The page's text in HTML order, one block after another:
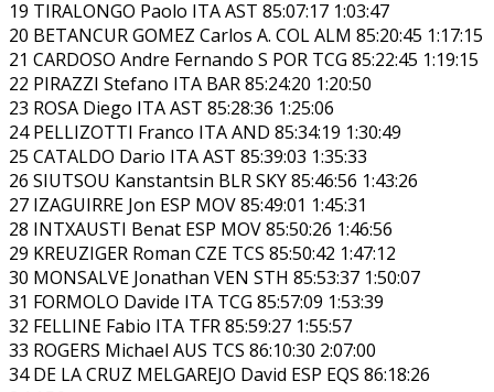
19 TIRALONGO Paolo ITA AST 85:07:17 1:03:47
20 BETANCUR GOMEZ Carlos A. COL ALM 85:20:45 1:17:15
21 CARDOSO Andre Fernando S POR TCG 85:22:45 1:19:15
22 PIRAZZI Stefano ITA BAR 85:24:20 1:20:50
23 ROSA Diego ITA AST 85:28:36 1:25:06
24 PELLIZOTTI Franco ITA AND 85:34:19 1:30:49
25 CATALDO Dario ITA AST 85:39:03 1:35:33
26 SIUTSOU Kanstantsin BLR SKY 85:46:56 1:43:26
27 IZAGUIRRE Jon ESP MOV 85:49:01 1:45:31
28 INTXAUSTI Benat ESP MOV 85:50:26 1:46:56
29 KREUZIGER Roman CZE TCS 85:50:42 1:47:12
30 MONSALVE Jonathan VEN STH 85:53:37 1:50:07
31 FORMOLO Davide ITA TCG 85:57:09 1:53:39
32 FELLINE Fabio ITA TFR 85:59:27 1:55:57
33 ROGERS Michael AUS TCS 86:10:30 2:07:00
34 DE LA CRUZ MELGAREJO David ESP EQS 86:18:26